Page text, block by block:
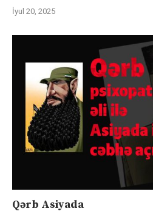
İyul 20, 2025
Qərb Asiyada